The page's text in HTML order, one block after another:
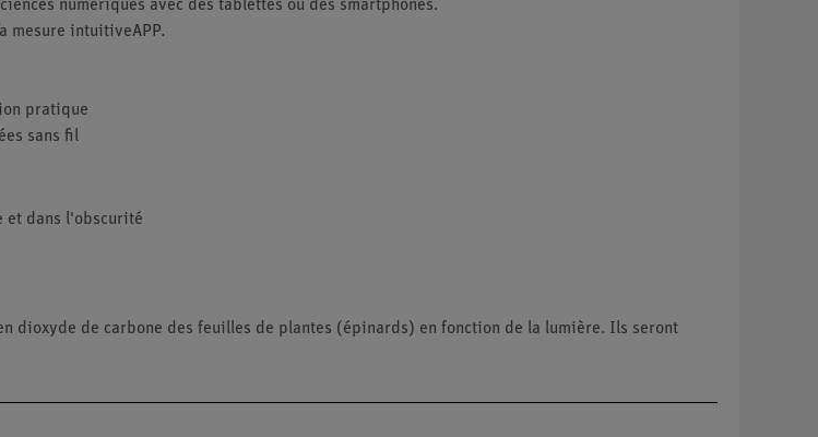
numériques avec des tablettes ou des smartphones.
mesure intuitiveAPP.
pratique
sans fil
et dans l'obscurité
dioxyde de carbone des feuilles de plantes (épinards) en fonction de la lumière. Ils seront